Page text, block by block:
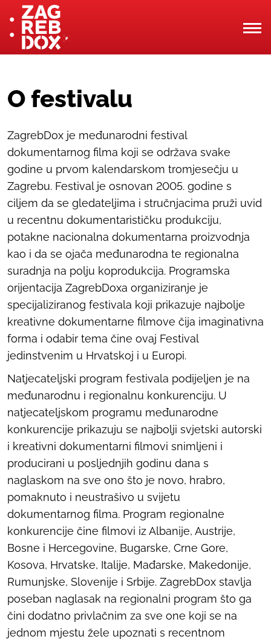
O festivalu
ZagrebDox je međunarodni festival
dokumentarnog filma koji se održava svake
godine u prvom kalendarskom tromjesečju u
Zagrebu. Festival je osnovan 2005. godine s
ciljem da se gledateljima i stručnjacima pruži uvid
u recentnu dokumentarističku produkciju,
potakne nacionalna dokumentarna proizvodnja
kao i da se ojača međunarodna te regionalna
suradnja na polju koprodukcija. Programska
orijentacija ZagrebDoxa organiziranje je
specijaliziranog festivala koji prikazuje najbolje
kreativne dokumentarne filmove čija imaginativna
forma i odabir tema čine ovaj Festival
jedinstvenim u Hrvatskoj i u Europi.
Natjecateljski program festivala podijeljen je na
međunarodnu i regionalnu konkurenciju. U
natjecateljskom programu međunarodne
konkurencije prikazuju se najbolji svjetski autorski
i kreativni dokumentarni filmovi snimljeni i
producirani u posljednjih godinu dana s
naglaskom na sve ono što je novo, hrabro,
pomaknuto i neustrašivo u svijetu
dokumentarnog filma. Program regionalne
konkurencije čine filmovi iz Albanije, Austrije,
Bosne i Hercegovine, Bugarske, Crne Gore,
Kosova, Hrvatske, Italije, Mađarske, Makedonije,
Rumunjske, Slovenije i Srbije. ZagrebDox stavlja
poseban naglasak na regionalni program što ga
čini dodatno privlačnim za sve one koji se na
jednom mjestu žele upoznati s recentnom